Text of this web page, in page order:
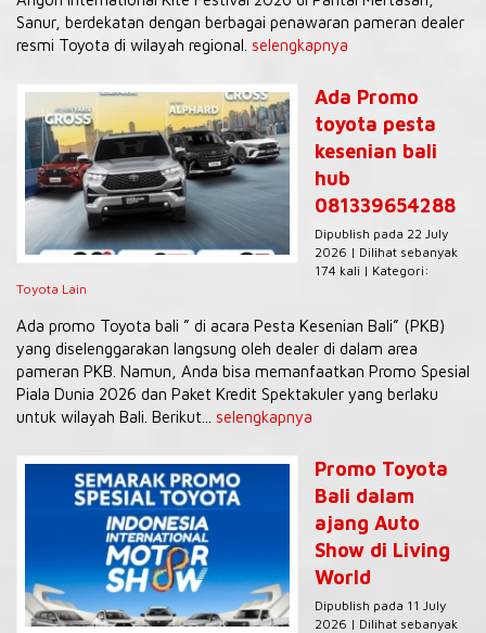
Sanur, berdekatan dengan berbagai penawaran pameran dealer
resmi Toyota di wilayah regional. selengkapnya
Ada Promo
toyota pesta
kesenian bali
hub
081339654288
Dipublish pada 22 July
2026 | Dilihat sebanyak
174 kali | Kategori:
Toyota Lain
Ada promo Toyota bali ” di acara Pesta Kesenian Bali” (PKB)
yang diselenggarakan langsung oleh dealer di dalam area
pameran PKB. Namun, Anda bisa memanfaatkan Promo Spesial
Piala Dunia 2026 dan Paket Kredit Spektakuler yang berlaku
untuk wilayah Bali. Berikut... selengkapnya
Promo Toyota
Bali dalam
ajang Auto
Show di Living
World
Dipublish pada 11 July
2026 | Dilihat sebanyak